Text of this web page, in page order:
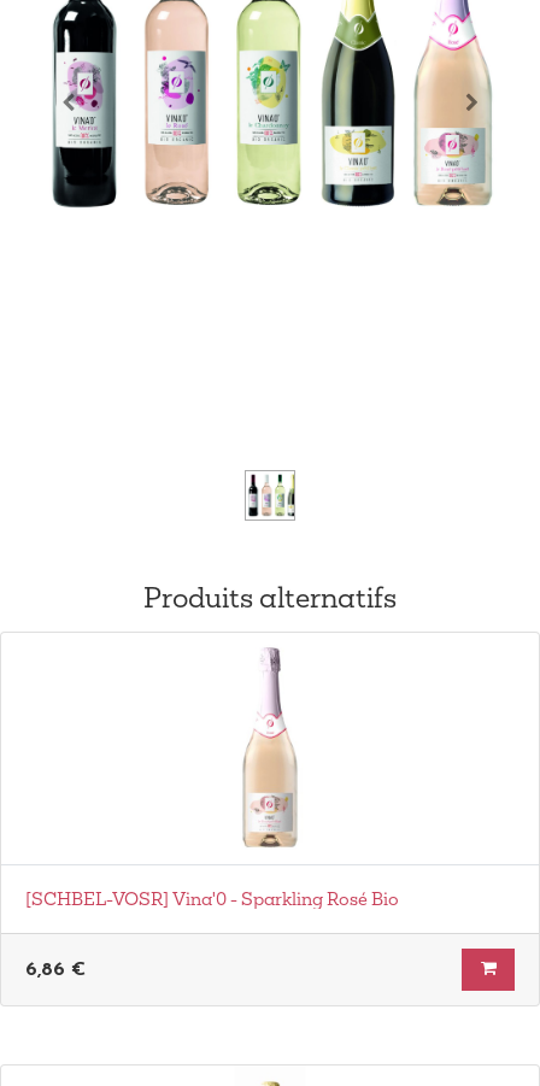
Produits alternatifs
[SCHBEL-VOSR] Vina'0 - Sparkling Rosé Bio
6,86 €